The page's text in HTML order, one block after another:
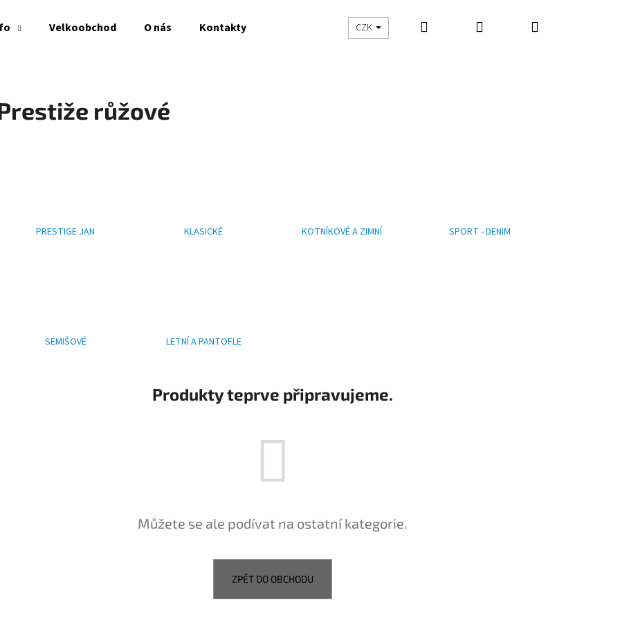
Velkoobchod O nás Kontakty CZK Hledat PřihlášeníNákupní
růžové
PRESTIGE JAN KLASICKÉ KOTNÍKOVÉ A ZIMNÍ SPORT - DENIM
SEMIŠOVÉ LETNÍ A PANTOFLE
Produkty teprve připravujeme.
Můžete se ale podívat na ostatní kategorie.
ZPĚT DO OBCHODU